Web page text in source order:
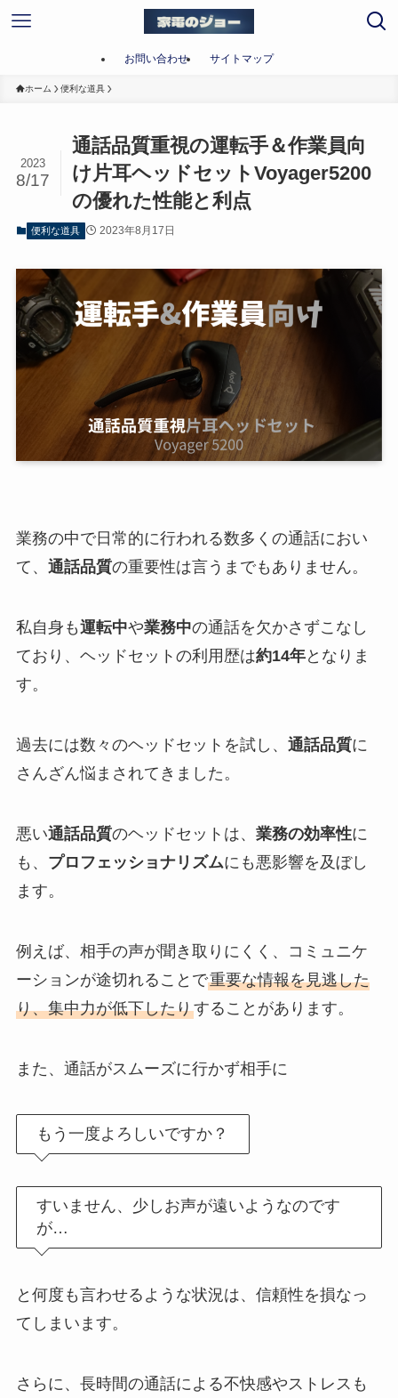
お問い合わせ サイトマップ
ホーム 便利な道具
通話品質重視の運転手＆作業員向
け片耳ヘッドセットVoyager5200
の優れた性能と利点
2023
8/17
便利な道具 2023年8月17日
業務の中で日常的に行われる数多くの通話におい
て、 通話品質の重要性は言うまでもありません。
私自身も運転中や業務中の通話を欠かさずこなし
ており、ヘッドセットの利用歴は約14年となりま
す。
過去には数々のヘッドセットを試し、 通話品質に
さんざん悩まされてきました。
悪い通話品質のヘッドセットは、 業務の効率性に
も、 プロフェッショナリズムにも悪影響を及ぼし
ます。
例えば、相手の声が聞き取りにくく、コミュニケ
ーションが途切れることで重要な情報を見逃した
り、集中力が低下したりすることがあります。
また、通話がスムーズに行かず相手に
もう一度よろしいですか？
すいません、少しお声が遠いようなのです
が…
と何度も言わせるような状況は、信頼性を損なっ
てしまいます。
さらに、長時間の通話による不快感やストレスも